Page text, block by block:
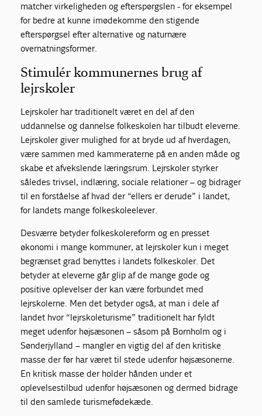
matcher virkeligheden og efterspørgslen - for eksempel
for bedre at kunne imødekomme den stigende
efterspørgsel efter alternative og naturnære
overnatningsformer.
Stimulér kommunernes brug af
lejrskoler
Lejrskoler har traditionelt været en del af den
uddannelse og dannelse folkeskolen har tilbudt eleverne.
Lejrskoler giver mulighed for at bryde ud af hverdagen,
være sammen med kammeraterne på en anden måde og
skabe et afvekslende læringsrum. Lejrskoler styrker
således trivsel, indlæring, sociale relationer – og bidrager
til en forståelse af hvad der “ellers er derude” i landet,
for landets mange folkeskoleelever.
Desværre betyder folkeskolereform og en presset
økonomi i mange kommuner, at lejrskoler kun i meget
begrænset grad benyttes i landets folkeskoler. Det
betyder at eleverne går glip af de mange gode og
positive oplevelser der kan være forbundet med
lejrskolerne. Men det betyder også, at man i dele af
landet hvor “lejrskoleturisme” traditionelt har fyldt
meget udenfor højsæsonen – såsom på Bornholm og i
Sønderjylland – mangler en vigtig del af den kritiske
masse der før har været til stede udenfor højsæsonerne.
En kritisk masse der holder hånden under et
oplevelsestilbud udenfor højsæsonen og dermed bidrage
til den samlede turismefødekæde.